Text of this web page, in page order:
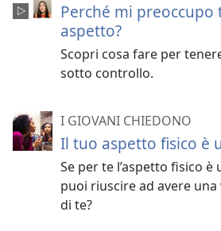
Perché mi
aspetto?
Scopri cosa fare per
sotto controllo.
I GIOVANI CHIEDONO
Il tuo aspetto fisico è
Se per te l’aspetto fisico
puoi riuscire ad avere
di te?